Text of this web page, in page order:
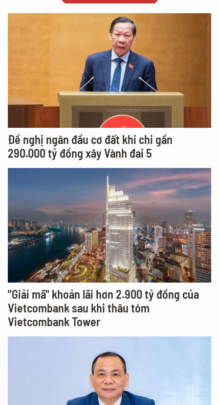
Đề nghị ngăn đầu cơ đất khi chi gần
290.000 tỷ đồng xây Vành đai 5
"Giải mã" khoản lãi hơn 2.900 tỷ đồng của
Vietcombank sau khi thâu tóm
Vietcombank Tower